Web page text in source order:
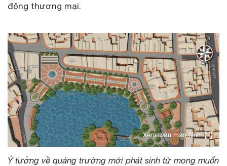
động thương mại.
Xem toàn màn hình
Ý tưởng về quảng trường mới phát sinh từ mong muốn